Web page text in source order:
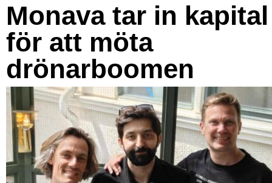
Monava tar in kapital
för att möta
drönarboomen